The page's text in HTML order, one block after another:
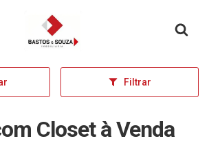
Página inicial
Filtrar
Closet à Venda